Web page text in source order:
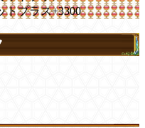
トプラス+3300